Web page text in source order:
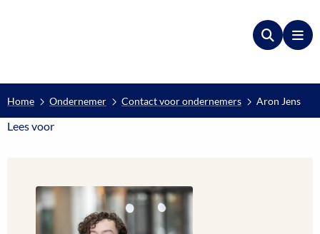
Zoeken
Home Ondernemer Contact voor ondernemers Aron Jens
Lees voorLees voor